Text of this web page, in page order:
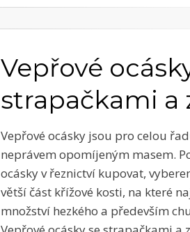
Vepřové
strapačkami a
Vepřové ocásky jsou pro celou
neprávem opomíjeným masem.
ocásky v řeznictví kupovat,
větší část křížové kosti, na které
množství hezkého a především